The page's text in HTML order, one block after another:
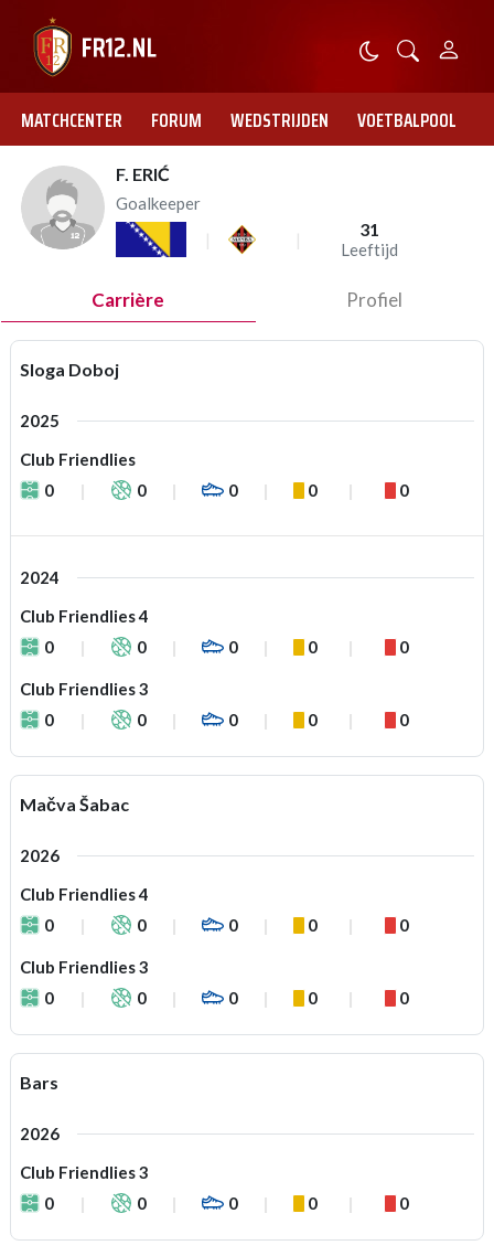
MATCHCENTER FORUM WEDSTRIJDEN VOETBALPOOL
F. ERIĆ
Goalkeeper
31
Leeftijd
Carrière Profiel
Sloga Doboj
2025
Club Friendlies
0
0 0 0 0
2024
Club Friendlies 4
0
0 0 0 0
Club Friendlies 3
0
0 0 0 0
Mačva Šabac
2026
Club Friendlies 4
0
0 0 0 0
Club Friendlies 3
0
0 0 0 0
Bars
2026
Club Friendlies 3
0
0 0 0 0